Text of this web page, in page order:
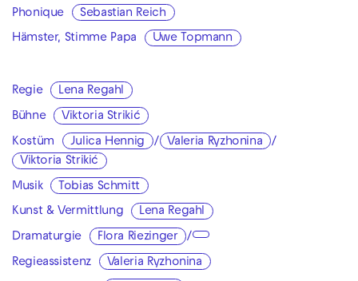
Phonique Sebastian Reich
Hämster, Stimme Papa Uwe Topmann
Regie Lena Regahl
Bühne Viktoria Strikić
Kostüm Julica Hennig / Valeria Ryzhonina
/
Viktoria Strikić
Musik Tobias Schmitt
Kunst & Vermittlung Lena Regahl
Dramaturgie Flora Riezinger /
Regieassistenz Valeria Ryzhonina